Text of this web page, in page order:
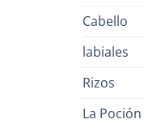
Cabello
labiales
Rizos
La Poción